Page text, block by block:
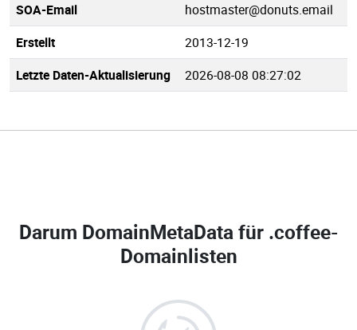
SOA-Email
hostmaster@donuts.email
Erstellt
2013-12-19
Letzte Daten-Aktualisierung
2026-08-08 08:27:02
Darum DomainMetaData für .coffee-
Domainlisten